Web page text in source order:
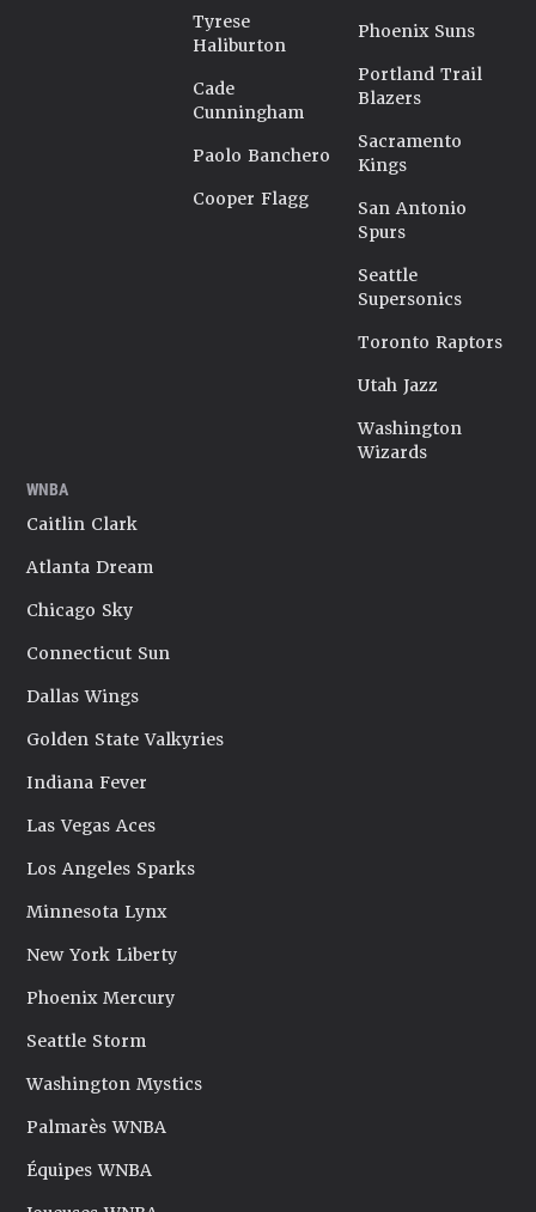
Tyrese
Haliburton
Cade
Cunningham
Paolo Banchero
Cooper Flagg
Phoenix Suns
Portland Trail
Blazers
Sacramento
Kings
San Antonio
Spurs
Seattle
Supersonics
Toronto Raptors
Utah Jazz
Washington
Wizards
WNBA
Caitlin Clark
Atlanta Dream
Chicago Sky
Connecticut Sun
Dallas Wings
Golden State Valkyries
Indiana Fever
Las Vegas Aces
Los Angeles Sparks
Minnesota Lynx
New York Liberty
Phoenix Mercury
Seattle Storm
Washington Mystics
Palmarès WNBA
Équipes WNBA